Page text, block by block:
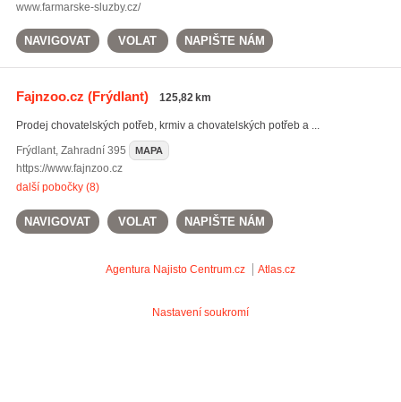
www.farmarske-sluzby.cz/
NAVIGOVAT VOLAT NAPIŠTE NÁM
Fajnzoo.cz (Frýdlant) 125,82 km
Prodej chovatelských potřeb, krmiv a chovatelských potřeb a ...
Frýdlant, Zahradní 395 MAPA
https://www.fajnzoo.cz
další pobočky (8)
NAVIGOVAT VOLAT NAPIŠTE NÁM
Agentura Najisto Centrum.cz Atlas.cz
Nastavení soukromí